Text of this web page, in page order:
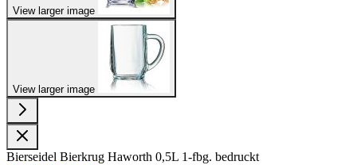
View larger image
View larger image
Bierseidel Bierkrug Haworth 0,5L 1-fbg. bedruckt